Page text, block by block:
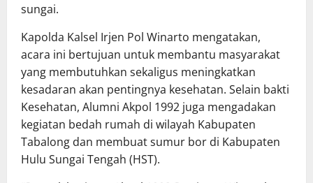
sungai.
Kapolda Kalsel Irjen Pol Winarto mengatakan,
acara ini bertujuan untuk membantu masyarakat
yang membutuhkan sekaligus meningkatkan
kesadaran akan pentingnya kesehatan. Selain bakti
Kesehatan, Alumni Akpol 1992 juga mengadakan
kegiatan bedah rumah di wilayah Kabupaten
Tabalong dan membuat sumur bor di Kabupaten
Hulu Sungai Tengah (HST).